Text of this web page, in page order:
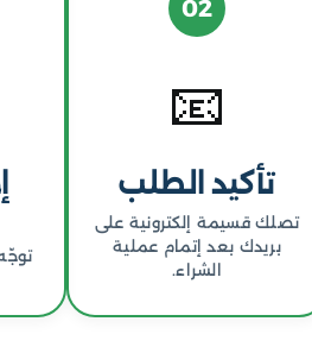
02
📧
تأكيد الطلب
تصلك قسيمة إلكترونية على
بريدك بعد إتمام عملية
الشراء.